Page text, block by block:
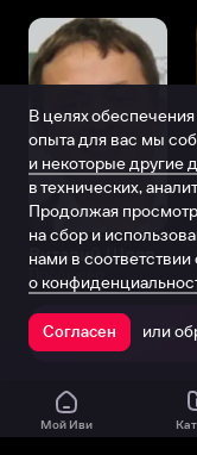
Виталий Шляппо
Продюсер
Мой Иви
В целях
опыта для вас мы
и некоторые другие
в технических,
Продолжая
на сбор и
нами в соответствии
о
Согласен или